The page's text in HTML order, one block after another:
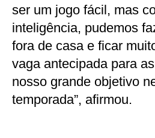
ser um jogo fácil, mas
inteligência, pudemos
fora de casa e ficar
vaga antecipada para
nosso grande objetivo
temporada”, afirmou.